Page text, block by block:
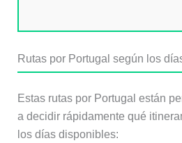
Rutas por Portugal según los
Estas rutas por Portugal están
a decidir rápidamente qué
los días disponibles: